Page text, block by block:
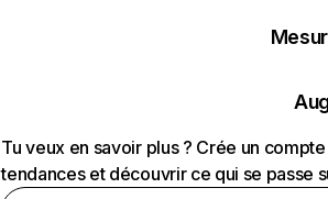
Tu veux en savoir plus ? Crée un
tendances et découvrir ce qui se passe